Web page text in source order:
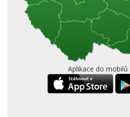
Aplikace do mobilů